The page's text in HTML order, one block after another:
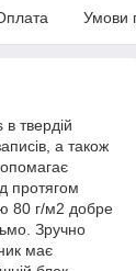
Умови
твердій
а також
протягом
80 г/м2 добре
Зручно
має